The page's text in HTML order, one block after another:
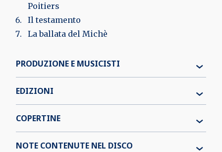
Poitiers
Il testamento
La ballata del Michè
PRODUZIONE E MUSICISTI
EDIZIONI
COPERTINE
NOTE CONTENUTE NEL DISCO